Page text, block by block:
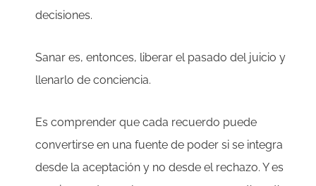
decisiones.
Sanar es, entonces, liberar el pasado del juicio y
llenarlo de conciencia.
Es comprender que cada recuerdo puede
convertirse en una fuente de poder si se integra
desde la aceptación y no desde el rechazo. Y es